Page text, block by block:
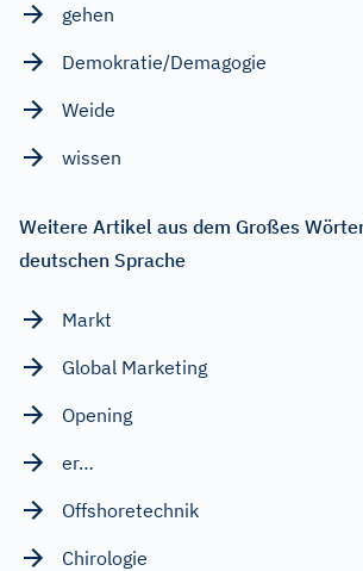
gehen
Demokratie/Demagogie
Weide
wissen
Weitere Artikel aus dem Großes
deutschen Sprache
Markt
Global Marketing
Opening
er…
Offshoretechnik
Chirologie